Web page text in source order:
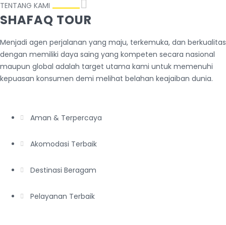
TENTANG KAMI
SHAFAQ TOUR
Menjadi agen perjalanan yang maju, terkemuka, dan berkualitas
dengan memiliki daya saing yang kompeten secara nasional
maupun global adalah target utama kami untuk memenuhi
kepuasan konsumen demi melihat belahan keajaiban dunia.
Aman & Terpercaya
Akomodasi Terbaik
Destinasi Beragam
Pelayanan Terbaik